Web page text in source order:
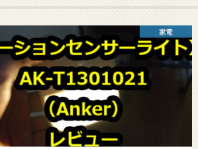
家電